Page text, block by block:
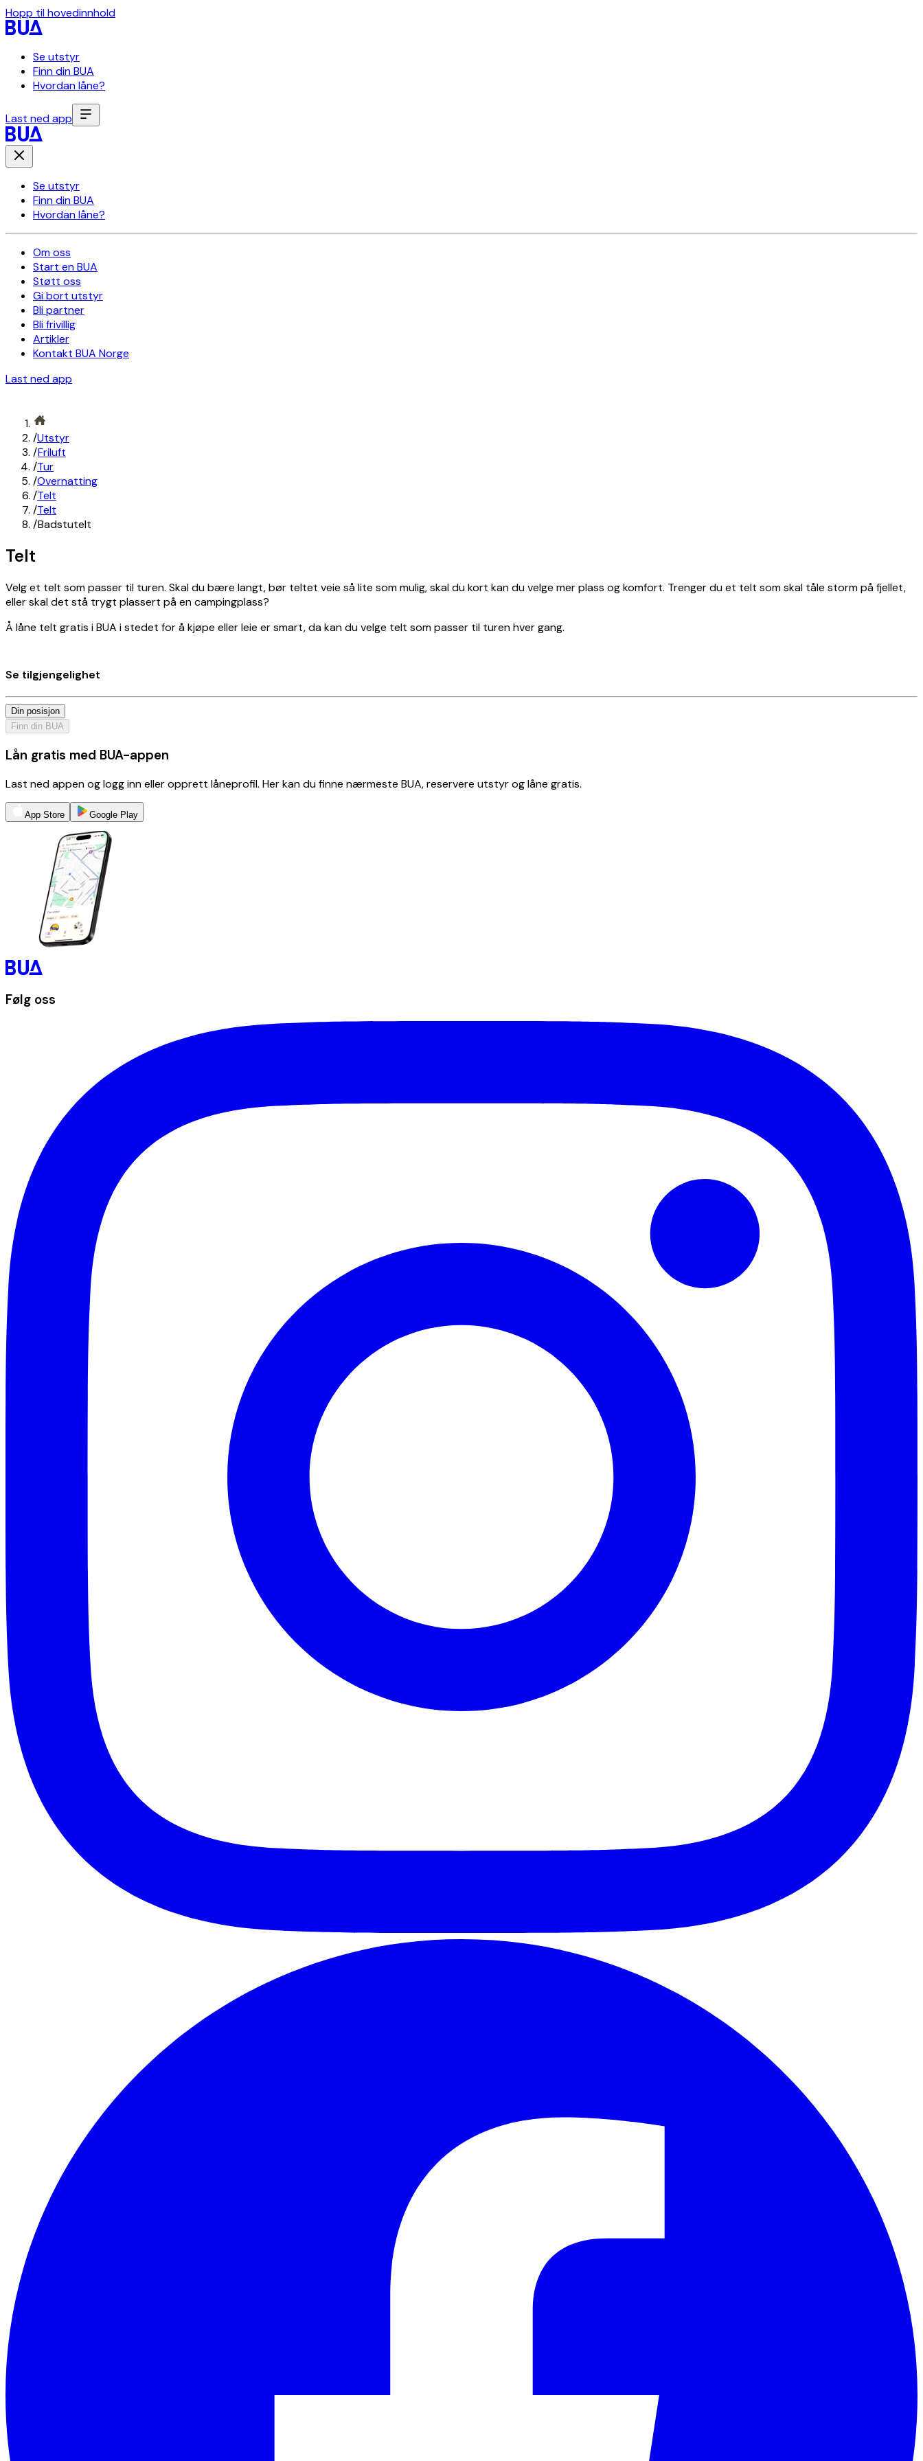
Hopp til hovedinnhold
Se utstyr
Finn din BUA
Hvordan låne?
Last ned app
Se utstyr
Finn din BUA
Hvordan låne?
Om oss
Start en BUA
Støtt oss
Gi bort utstyr
Bli partner
Bli frivillig
Artikler
Kontakt BUA Norge
Last ned app
/Utstyr
/Friluft
/Tur
/Overnatting
/Telt
/Telt
/Badstutelt
Telt
Velg et telt som passer til turen. Skal du bære langt, bør teltet veie så lite som mulig, skal du kort kan du velge mer plass og komfort. Trenger du et telt som skal tåle storm på fjellet,
eller skal det stå trygt plassert på en campingplass?
Å låne telt gratis i BUA i stedet for å kjøpe eller leie er smart, da kan du velge telt som passer til turen hver gang.
Se tilgjengelighet
Din posisjon
Finn din BUA
Lån gratis med BUA-appen
Last ned appen og logg inn eller opprett låneprofil. Her kan du finne nærmeste BUA, reservere utstyr og låne gratis.
App Store Google Play
Følg oss